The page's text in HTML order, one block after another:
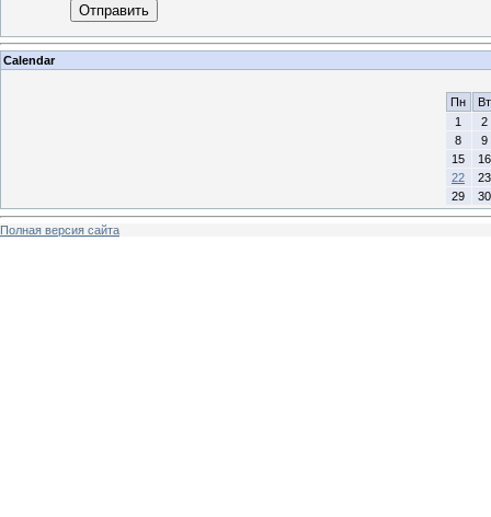
Отправить
Calendar
Пн
Вт
1
2
8
9
15
16
22
23
29
30
Полная версия сайта